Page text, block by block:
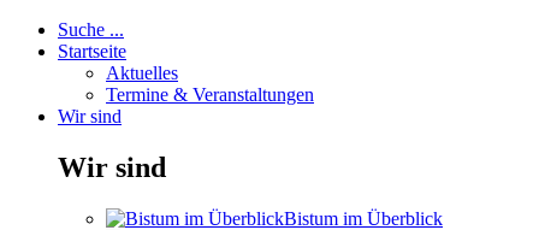
Suche ...
Startseite
Aktuelles
Termine & Veranstaltungen
Wir sind
Wir sind
Bistum im Überblick